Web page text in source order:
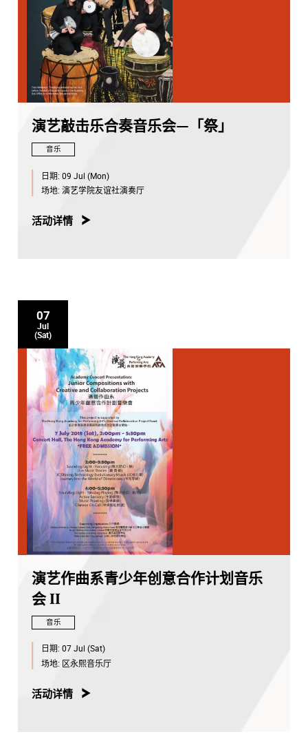
演艺敲击乐合奏音乐会—「祭」
音乐
日期: 09 Jul (Mon)
场地: 演艺学院友谊社演奏厅
活动详情
07
Jul
(Sat)
演艺作曲系青少年创意合作计划音乐
会 II
音乐
日期: 07 Jul (Sat)
场地: 区永熙音乐厅
活动详情